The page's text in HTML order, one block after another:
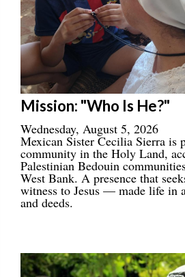
Mission: "Who Is He?"
Wednesday, August 5, 2026
Mexican Sister Cecilia Sierra is
community in the Holy Land,
Palestinian Bedouin
West Bank. A presence that
witness to Jesus — made life in
and deeds.